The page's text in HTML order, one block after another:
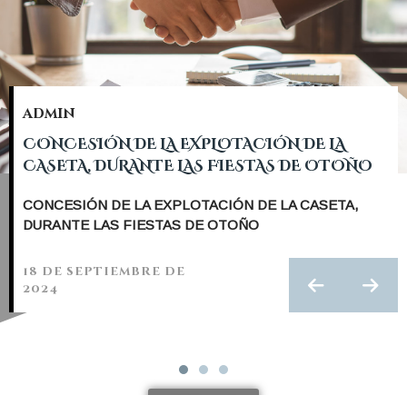
admin
CONCESIÓN DE LA EXPLOTACIÓN DE LA
CASETA, DURANTE LAS FIESTAS DE OTOÑO
CONCESIÓN DE LA EXPLOTACIÓN DE LA CASETA,
DURANTE LAS FIESTAS DE OTOÑO
18 de septiembre de
2024